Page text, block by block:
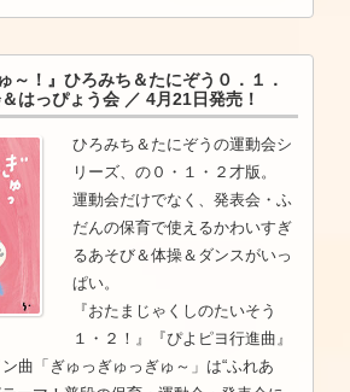
～！』ひろみち＆たにぞう０．１．
はっぴょう会 ／ 4月21日発売！
ひろみち＆たにぞうの運動会シ
リーズ、の０・１・２才版。
運動会だけでなく、発表会・ふ
だんの保育で使えるかわいすぎ
るあそび＆体操＆ダンスがいっ
ぱい。
『おたまじゃくしのたいそう
１・２！』『ぴよピヨ行進曲』
曲「ぎゅっぎゅっぎゅ～」は“ふれあ